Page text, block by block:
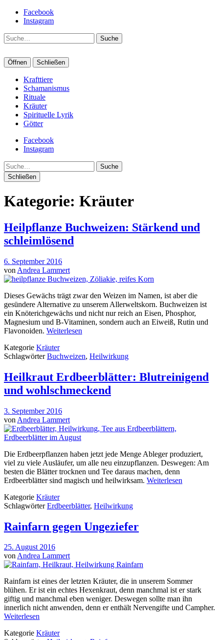
Facebook
Instagram
Suche
Öffnen Schließen
Krafttiere
Schamanismus
Rituale
Kräuter
Spirituelle Lyrik
Götter
Facebook
Instagram
Suche
Schließen
Kategorie: Kräuter
Heilpflanze Buchweizen: Stärkend und
schleimlösend
6. September 2016
von Andrea Lammert
Dieses Gewächs trägt zwar den Weizen im Namen, ist aber die
gesündere Alternative zu unserem Allerweltskorn. Buchweizen ist
ein Knöterichgewächs und nicht nur reich an Eisen, Phosphor,
Magnesium und B-Vitaminen, sondern auch an Eiweiß, Rutin und
Flavonoiden. Weiterlesen
Kategorie Kräuter
SchlagwörterBuchweizen, Heilwirkung
Heilkraut Erdbeerblätter: Blutreinigend
und wohlschmeckend
3. September 2016
von Andrea Lammert
Die Erdbeerpflanzen haben jetzt jede Menge Ableger produziert,
viel zu viele Ausläufer, um alle neu einzupflanzen. Deswegen: Am
besten die Blätter trocknen und Tee daraus machen, denn
Erdbeerblätter sind magisch und heilwirksam. Weiterlesen
Kategorie Kräuter
SchlagwörterErdbeerblätter, Heilwirkung
Rainfarn gegen Ungeziefer
25. August 2016
vonAndrea Lammert
Rainfarn ist eines der letzten Kräuter, die in unserem Sommer
blühen. Er ist ein echtes Hexenkraut, denn manchmal ist er stark
giftig und manchmal eben weniger. Deswegen sollte man ihn
innerlich nicht anwenden, denn er enthält Nervengifte und Campher.
Weiterlesen
Kategorie Kräuter